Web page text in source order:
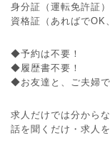
身分証（運転免許証）
資格証（あればでOK
◆予約は不要！
◆履歴書不要！
◆お友達と、ご夫婦
求人だけでは分から
話を聞くだけ・求人